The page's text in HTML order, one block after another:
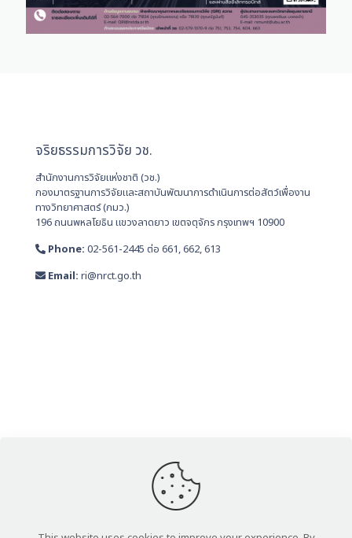
จริยธรรมการวิจัย วช.
สำนักงานการวิจัยแห่งชาติ (วช.)
กองมาตรฐานการวิจัยและสถาบันพัฒนาการดำเนินการต่อสัตว์เพื่องาน
ทางวิทยาศาสตร์ (กมว.)
196 ถนนพหลโยธิน แขวงลาดยาว เขตจตุจักร กรุงเทพฯ 10900
Phone: 02-561-2445 ต่อ 661, 662, 613
Email: ri@nrct.go.th